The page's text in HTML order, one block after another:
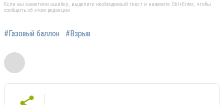
Если вы заметили ошибку, выделите необходимый текст и нажмите Ctrl+Enter, чтобы
сообщить об этом редакции
#Газовый баллон #Взрыв